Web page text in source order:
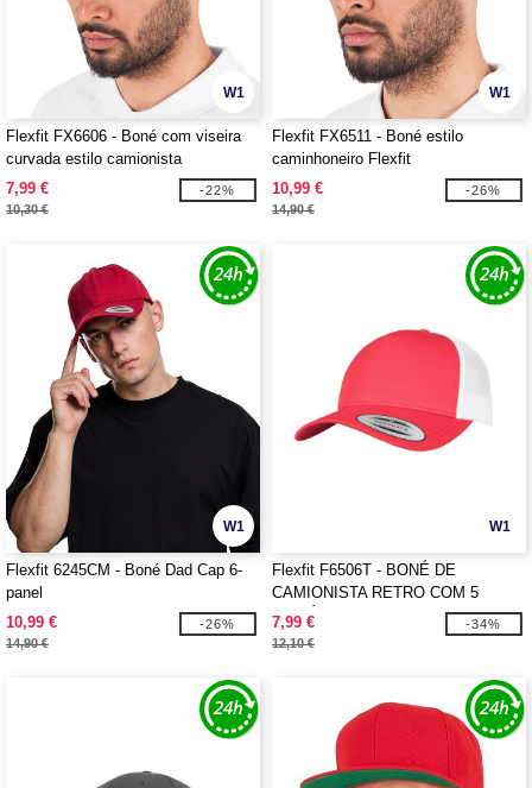
W1
Flexfit FX6606 - Boné com viseira
curvada estilo camionista
7,99 €
10,30 €
-22%
W1
Flexfit FX6511 - Boné estilo
caminhoneiro Flexfit
10,99 €
14,90 €
-26%
W1
Flexfit 6245CM - Boné Dad Cap 6-
panel
10,99 €
14,90 €
-26%
W1
Flexfit F6506T - BONÉ DE
CAMIONISTA RETRO COM 5
PAINÉIS E 2 TONS
7,99 €
12,10 €
-34%